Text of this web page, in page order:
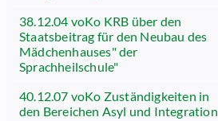
38.12.04 voKo KRB über den
Staatsbeitrag für den Neubau des
Mädchenhauses" der
Sprachheilschule"
40.12.07 voKo Zuständigkeiten in
den Bereichen Asyl und Integration